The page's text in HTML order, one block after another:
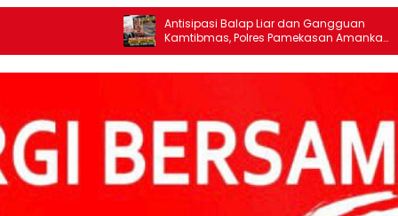
Antisipasi Balap Liar dan Gangguan
Kamtibmas, Polres Pamekasan Amankan
62 Unit Sepeda Motor